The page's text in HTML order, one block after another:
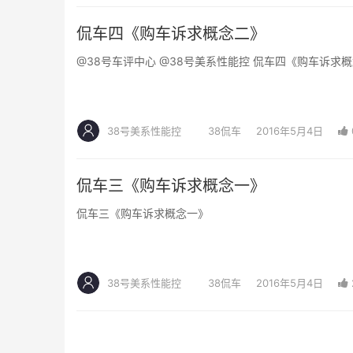
侃车四《购车诉求概念二》
@38号车评中心 @38号美系性能控 侃车四《购车诉求概
38号美系性能控 38侃车 2016年5月4日
侃车三《购车诉求概念一》
侃车三《购车诉求概念一》
38号美系性能控 38侃车 2016年5月4日